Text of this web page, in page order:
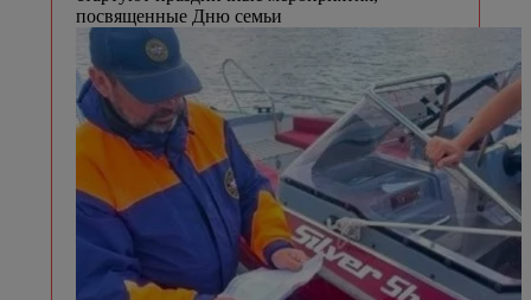
посвященные Дню семьи